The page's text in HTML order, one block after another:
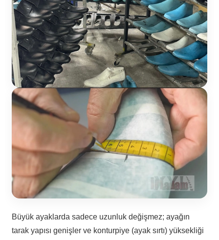
Büyük ayaklarda sadece uzunluk değişmez; ayağın
tarak yapısı genişler ve konturpiye (ayak sırtı) yüksekliği